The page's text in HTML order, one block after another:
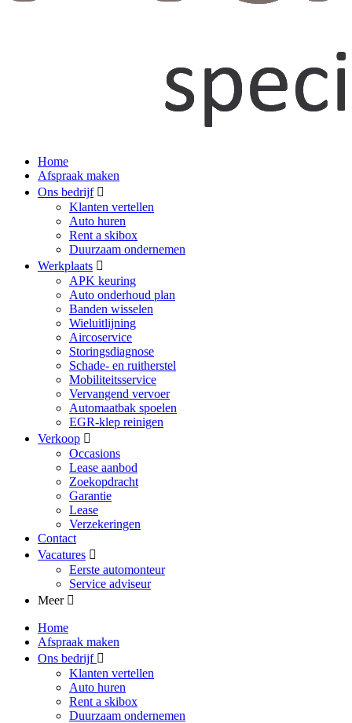
Home
Afspraak maken
Ons bedrijf
Klanten vertellen
Auto huren
Rent a skibox
Duurzaam ondernemen
Werkplaats
APK keuring
Auto onderhoud plan
Banden wisselen
Wieluitlijning
Aircoservice
Storingsdiagnose
Schade- en ruitherstel
Mobiliteitsservice
Vervangend vervoer
Automaatbak spoelen
EGR-klep reinigen
Verkoop
Occasions
Lease aanbod
Zoekopdracht
Garantie
Lease
Verzekeringen
Contact
Vacatures
Eerste automonteur
Service adviseur
Meer
Home
Afspraak maken
Ons bedrijf
Klanten vertellen
Auto huren
Rent a skibox
Duurzaam ondernemen